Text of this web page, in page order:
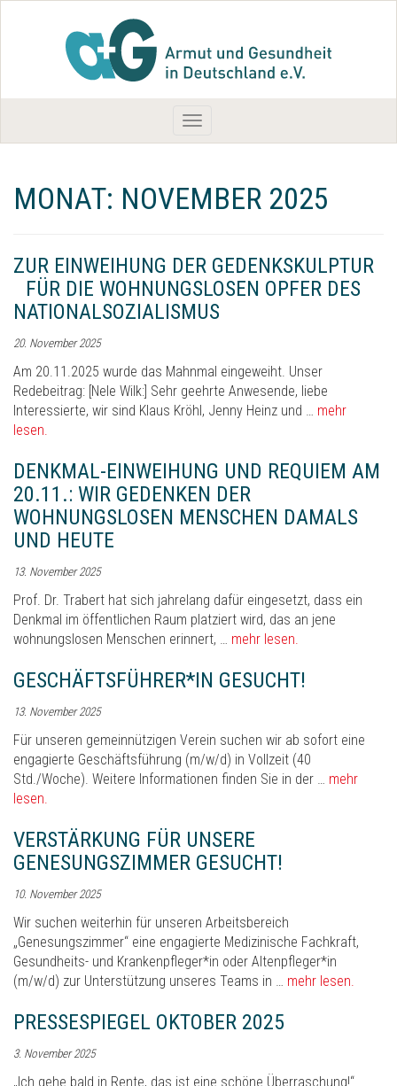
Toggle
navigation
MONAT: NOVEMBER 2025
ZUR EINWEIHUNG DER GEDENKSKULPTUR
FÜR DIE WOHNUNGSLOSEN OPFER DES
NATIONALSOZIALISMUS
20. November 2025
Am 20.11.2025 wurde das Mahnmal eingeweiht. Unser
Redebeitrag: [Nele Wilk:] Sehr geehrte Anwesende, liebe
Interessierte, wir sind Klaus Kröhl, Jenny Heinz und … mehr
lesen.
DENKMAL-EINWEIHUNG UND REQUIEM AM
20.11.: WIR GEDENKEN DER
WOHNUNGSLOSEN MENSCHEN DAMALS
UND HEUTE
13. November 2025
Prof. Dr. Trabert hat sich jahrelang dafür eingesetzt, dass ein
Denkmal im öffentlichen Raum platziert wird, das an jene
wohnungslosen Menschen erinnert, … mehr lesen.
GESCHÄFTSFÜHRER*IN GESUCHT!
13. November 2025
Für unseren gemeinnützigen Verein suchen wir ab sofort eine
engagierte Geschäftsführung (m/w/d) in Vollzeit (40
Std./Woche). Weitere Informationen finden Sie in der … mehr
lesen.
VERSTÄRKUNG FÜR UNSERE
GENESUNGSZIMMER GESUCHT!
10. November 2025
Wir suchen weiterhin für unseren Arbeitsbereich
„Genesungszimmer“ eine engagierte Medizinische Fachkraft,
Gesundheits- und Krankenpfleger*in oder Altenpfleger*in
(m/w/d) zur Unterstützung unseres Teams in … mehr lesen.
PRESSESPIEGEL OKTOBER 2025
3. November 2025
„Ich gehe bald in Rente, das ist eine schöne Überraschung!“